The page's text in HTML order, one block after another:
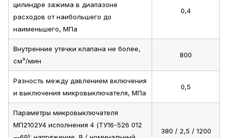
цилиндре зажима в диапазоне
расходов от наибольшего до
наименьшего, МПа
0,4
Внутренние утечки клапана не более,
см³/мин
800
Разность между давлением включения
и выключения микровыключателя, МПа
0,5
Параметры микровыключателя
МП2102У4 исполнения 4 (ТУ16-526 012
380 / 2,5 / 1200